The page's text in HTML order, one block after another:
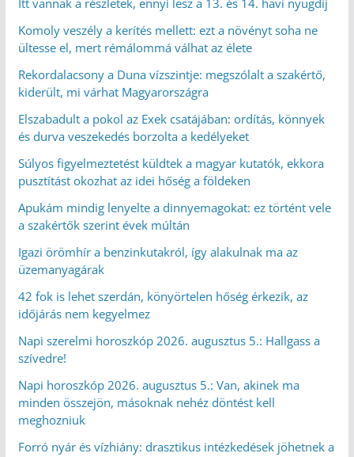
Itt vannak a részletek, ennyi lesz a 13. és 14. havi nyugdíj
Komoly veszély a kerítés mellett: ezt a növényt soha ne
ültesse el, mert rémálommá válhat az élete
Rekordalacsony a Duna vízszintje: megszólalt a szakértő,
kiderült, mi várhat Magyarországra
Elszabadult a pokol az Exek csatájában: ordítás, könnyek
és durva veszekedés borzolta a kedélyeket
Súlyos figyelmeztetést küldtek a magyar kutatók, ekkora
pusztítást okozhat az idei hőség a földeken
Apukám mindig lenyelte a dinnyemagokat: ez történt vele
a szakértők szerint évek múltán
Igazi örömhír a benzinkutakról, így alakulnak ma az
üzemanyagárak
42 fok is lehet szerdán, könyörtelen hőség érkezik, az
időjárás nem kegyelmez
Napi szerelmi horoszkóp 2026. augusztus 5.: Hallgass a
szívedre!
Napi horoszkóp 2026. augusztus 5.: Van, akinek ma
minden összejön, másoknak nehéz döntést kell
meghozniuk
Forró nyár és vízhiány: drasztikus intézkedések jöhetnek a